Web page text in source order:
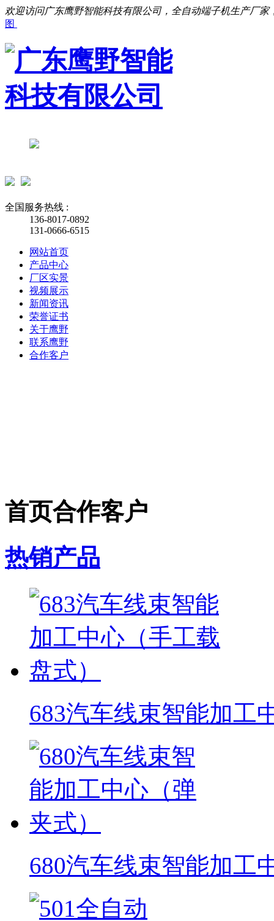
欢迎访问广东鹰野智能科技有限公司，全自动端子机生产厂家
图
全国服务热线 :
136-8017-0892
131-0666-6515
网站首页
产品中心
厂区实景
视频展示
新闻资讯
荣誉证书
关于鹰野
联系鹰野
合作客户
首页合作客户
热销产品
683汽车线束智能加工
680汽车线束智能加工